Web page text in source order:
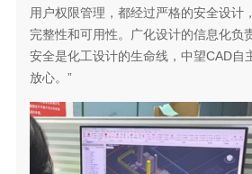
用户权限管理，都经过严格的安全设计
完整性和可用性。广化设计的信息化负
安全是化工设计的生命线，中望CAD自
放心。”